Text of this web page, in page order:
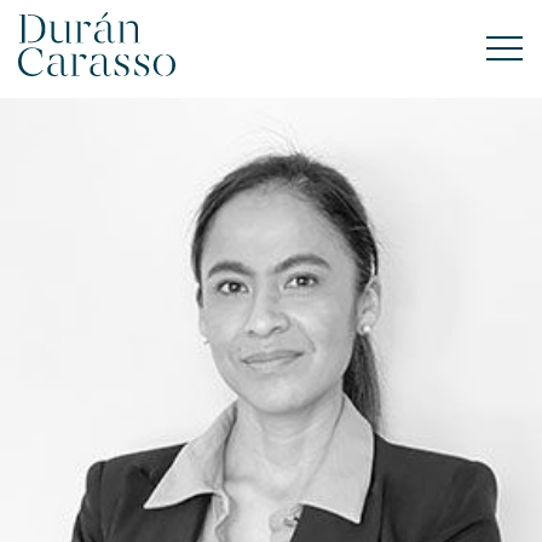
NOUVELLE CONSTRUCTION
INVESTISSEMENTS
GROUPE DC
CONTACT